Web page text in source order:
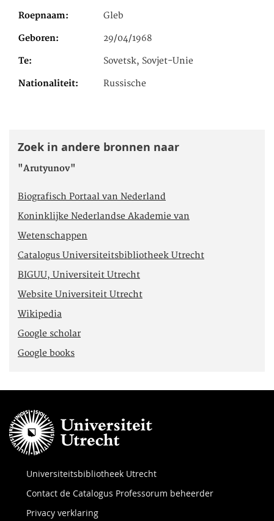
Roepnaam Gleb
Geboren 29/04/1968
Te Sovetsk, Sovjet-Unie
Nationaliteit Russische
Zoek in andere bronnen naar
"Arutyunov"
Biografisch Portaal van Nederland
Koninklijke Nederlandse Akademie van
Wetenschappen
Catalogus Universiteitsbibliotheek Utrecht
BIGUU, Universiteit Utrecht
Website Universiteit Utrecht
Wikipedia
Google scholar
Google books
Universiteitsbibliotheek Utrecht
Contact de Catalogus Professorum beheerder
Privacy verklaring